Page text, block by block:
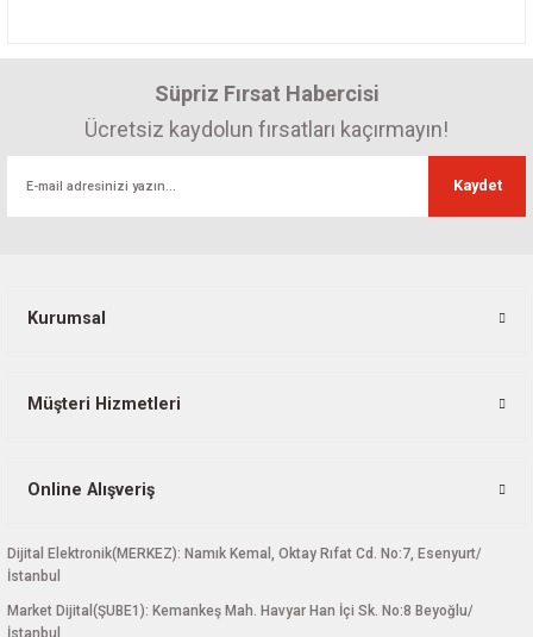
Süpriz Fırsat Habercisi
Ücretsiz kaydolun fırsatları kaçırmayın!
Kaydet
Kurumsal
Müşteri Hizmetleri
Online Alışveriş
Dijital Elektronik(MERKEZ): Namık Kemal, Oktay Rıfat Cd. No:7, Esenyurt/
İstanbul
Market Dijital(ŞUBE1): Kemankeş Mah. Havyar Han İçi Sk. No:8 Beyoğlu/
İstanbul